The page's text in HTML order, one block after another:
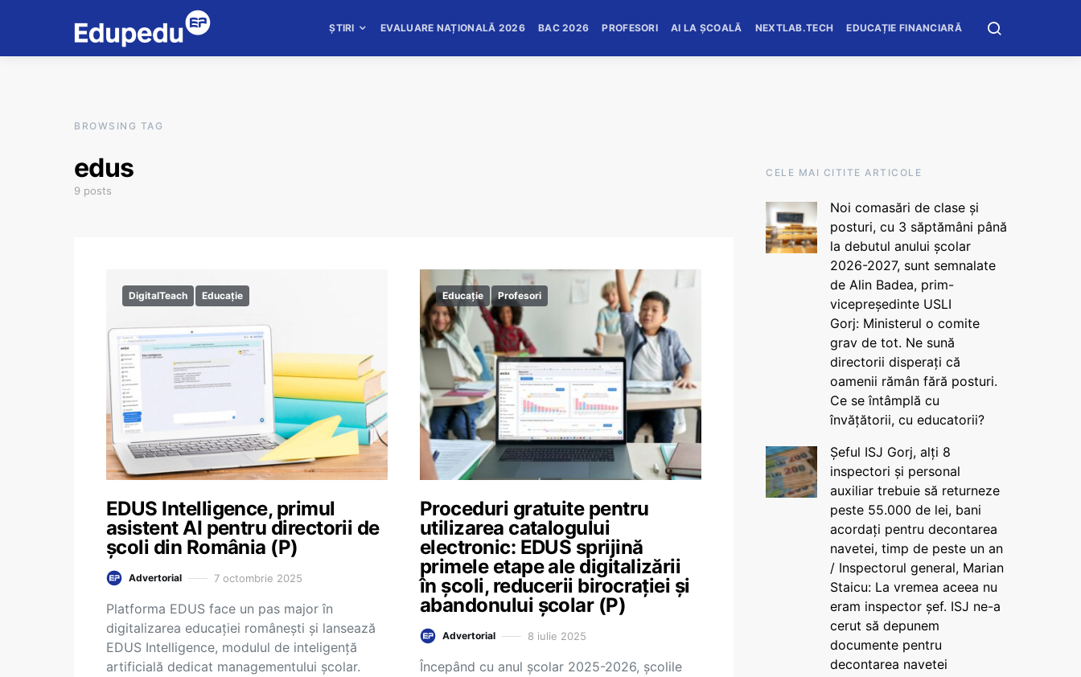
ȘTIRI EVALUARE NAȚIONALĂ 2026 BAC 2026 PROFESORI AI LA ȘCOALĂ NEXTLAB.TECH EDUCAȚIE FINANCIARĂ
BROWSING TAG
edus
9 posts
DigitalTeach Educație
EDUS Intelligence, primul
asistent AI pentru directorii de
școli din România (P)
Advertorial 7 octombrie 2025
Platforma EDUS face un pas major în
digitalizarea educației românești și lansează
EDUS Intelligence, modulul de inteligență
artificială dedicat managementului școlar.
Educație Profesori
Proceduri gratuite pentru
utilizarea catalogului
electronic: EDUS sprijină
primele etape ale digitalizării
în școli, reducerii birocrației și
abandonului școlar (P)
Advertorial 8 iulie 2025
Începând cu anul școlar 2025-2026, școlile
CELE MAI CITITE ARTICOLE
Noi comasări de clase și
posturi, cu 3 săptămâni până
la debutul anului școlar
2026-2027, sunt semnalate
de Alin Badea, prim-
vicepreședinte USLI
Gorj: Ministerul o comite
grav de tot. Ne sună
directorii disperați că
oamenii rămân fără posturi.
Ce se întâmplă cu
învățătorii, cu educatorii?
Șeful ISJ Gorj, alți 8
inspectori și personal
auxiliar trebuie să returneze
peste 55.000 de lei, bani
acordați pentru decontarea
navetei, timp de peste un an
/ Inspectorul general, Marian
Staicu: La vremea aceea nu
eram inspector șef. ISJ ne-a
cerut să depunem
documente pentru
decontarea navetei